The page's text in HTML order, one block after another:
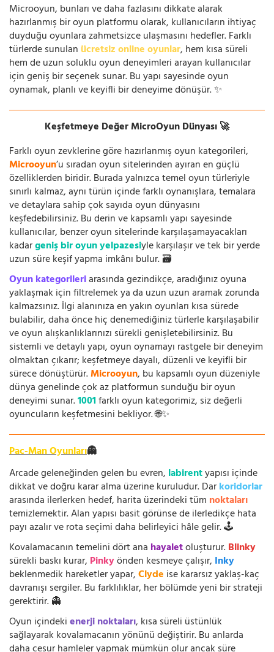
Microoyun, bunları ve daha fazlasını dikkate alarak
hazırlanmış bir oyun platformu olarak, kullanıcıların ihtiyaç
duyduğu oyunlara zahmetsizce ulaşmasını hedefler. Farklı
türlerde sunulan ücretsiz online oyunlar, hem kısa süreli
hem de uzun soluklu oyun deneyimleri arayan kullanıcılar
için geniş bir seçenek sunar. Bu yapı sayesinde oyun
oynamak, planlı ve keyifli bir deneyime dönüşür. ✨
Keşfetmeye Değer MicroOyun Dünyası 🚀
Farklı oyun zevklerine göre hazırlanmış oyun kategorileri,
Microoyun’u sıradan oyun sitelerinden ayıran en güçlü
özelliklerden biridir. Burada yalnızca temel oyun türleriyle
sınırlı kalmaz, aynı türün içinde farklı oynanışlara, temalara
ve detaylara sahip çok sayıda oyun dünyasını
keşfedebilirsiniz. Bu derin ve kapsamlı yapı sayesinde
kullanıcılar, benzer oyun sitelerinde karşılaşamayacakları
kadargeniş bir oyun yelpazesiyle karşılaşır ve tek bir yerde
uzun süre keşif yapma imkânı bulur. 🗃️
Oyun kategorileriarasında gezindikçe, aradığınız oyuna
yaklaşmak için filtrelemek ya da uzun uzun aramak zorunda
kalmazsınız. İlgi alanınıza en yakın oyunları kısa sürede
bulabilir, daha önce hiç denemediğiniz türlerle karşılaşabilir
ve oyun alışkanlıklarınızı sürekli genişletebilirsiniz. Bu
sistemli ve detaylı yapı, oyun oynamayı rastgele bir deneyim
olmaktan çıkarır; keşfetmeye dayalı, düzenli ve keyifli bir
sürece dönüştürür.Microoyun, bu kapsamlı oyun düzeniyle
dünya genelinde çok az platformun sunduğu bir oyun
deneyimi sunar.1001farklı oyun kategorimiz, siz değerli
oyuncuların keşfetmesini bekliyor. 🌐✨
Pac-Man Oyunları👻
Arcade geleneğinden gelen bu evren, labirentyapısı içinde
dikkat ve doğru karar alma üzerine kuruludur. Darkoridorlar
arasında ilerlerken hedef, harita üzerindeki tüm noktaları
temizlemektir. Alan yapısı basit görünse de ilerledikçe hata
payı azalır ve rota seçimi daha belirleyici hâle gelir. 🕹️
Kovalamacanın temelini dört ana hayaletoluşturur.Blinky
sürekli baskı kurar, Pinkyönden kesmeye çalışır, Inky
beklenmedik hareketler yapar,Clyde ise kararsız yaklaş-kaç
davranışı sergiler. Bu farklılıklar, her bölümde yeni bir strateji
gerektirir. 👻
Oyun içindekienerji noktaları, kısa süreli üstünlük
sağlayarak kovalamacanın yönünü değiştirir. Bu anlarda